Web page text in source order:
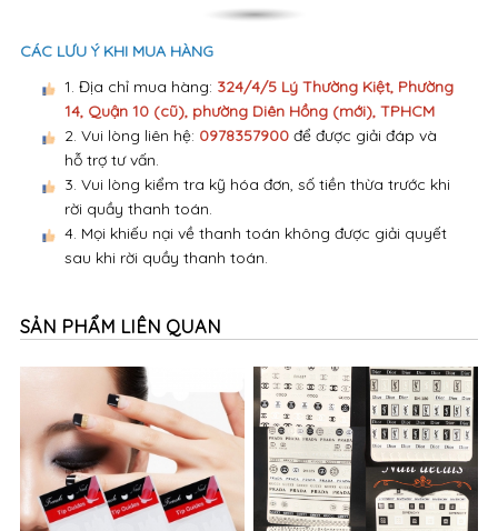
CÁC LƯU Ý KHI MUA HÀNG
1. Địa chỉ mua hàng: 324/4/5 Lý Thường Kiệt, Phường
14, Quận 10 (cũ), phường Diên Hồng (mới), TPHCM
2. Vui lòng liên hệ: 0978357900để được giải đáp và
hỗ trợ tư vấn.
3. Vui lòng kiểm tra kỹ hóa đơn, số tiền thừa trước khi
rời quầy thanh toán.
4. Mọi khiếu nại về thanh toán không được giải quyết
sau khi rời quầy thanh toán.
SẢN PHẨM LIÊN QUAN